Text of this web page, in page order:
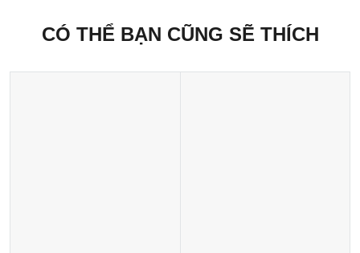
Xuất xứ thương hiệu: Anh
CÓ THỂ BẠN CŨNG SẼ THÍCH